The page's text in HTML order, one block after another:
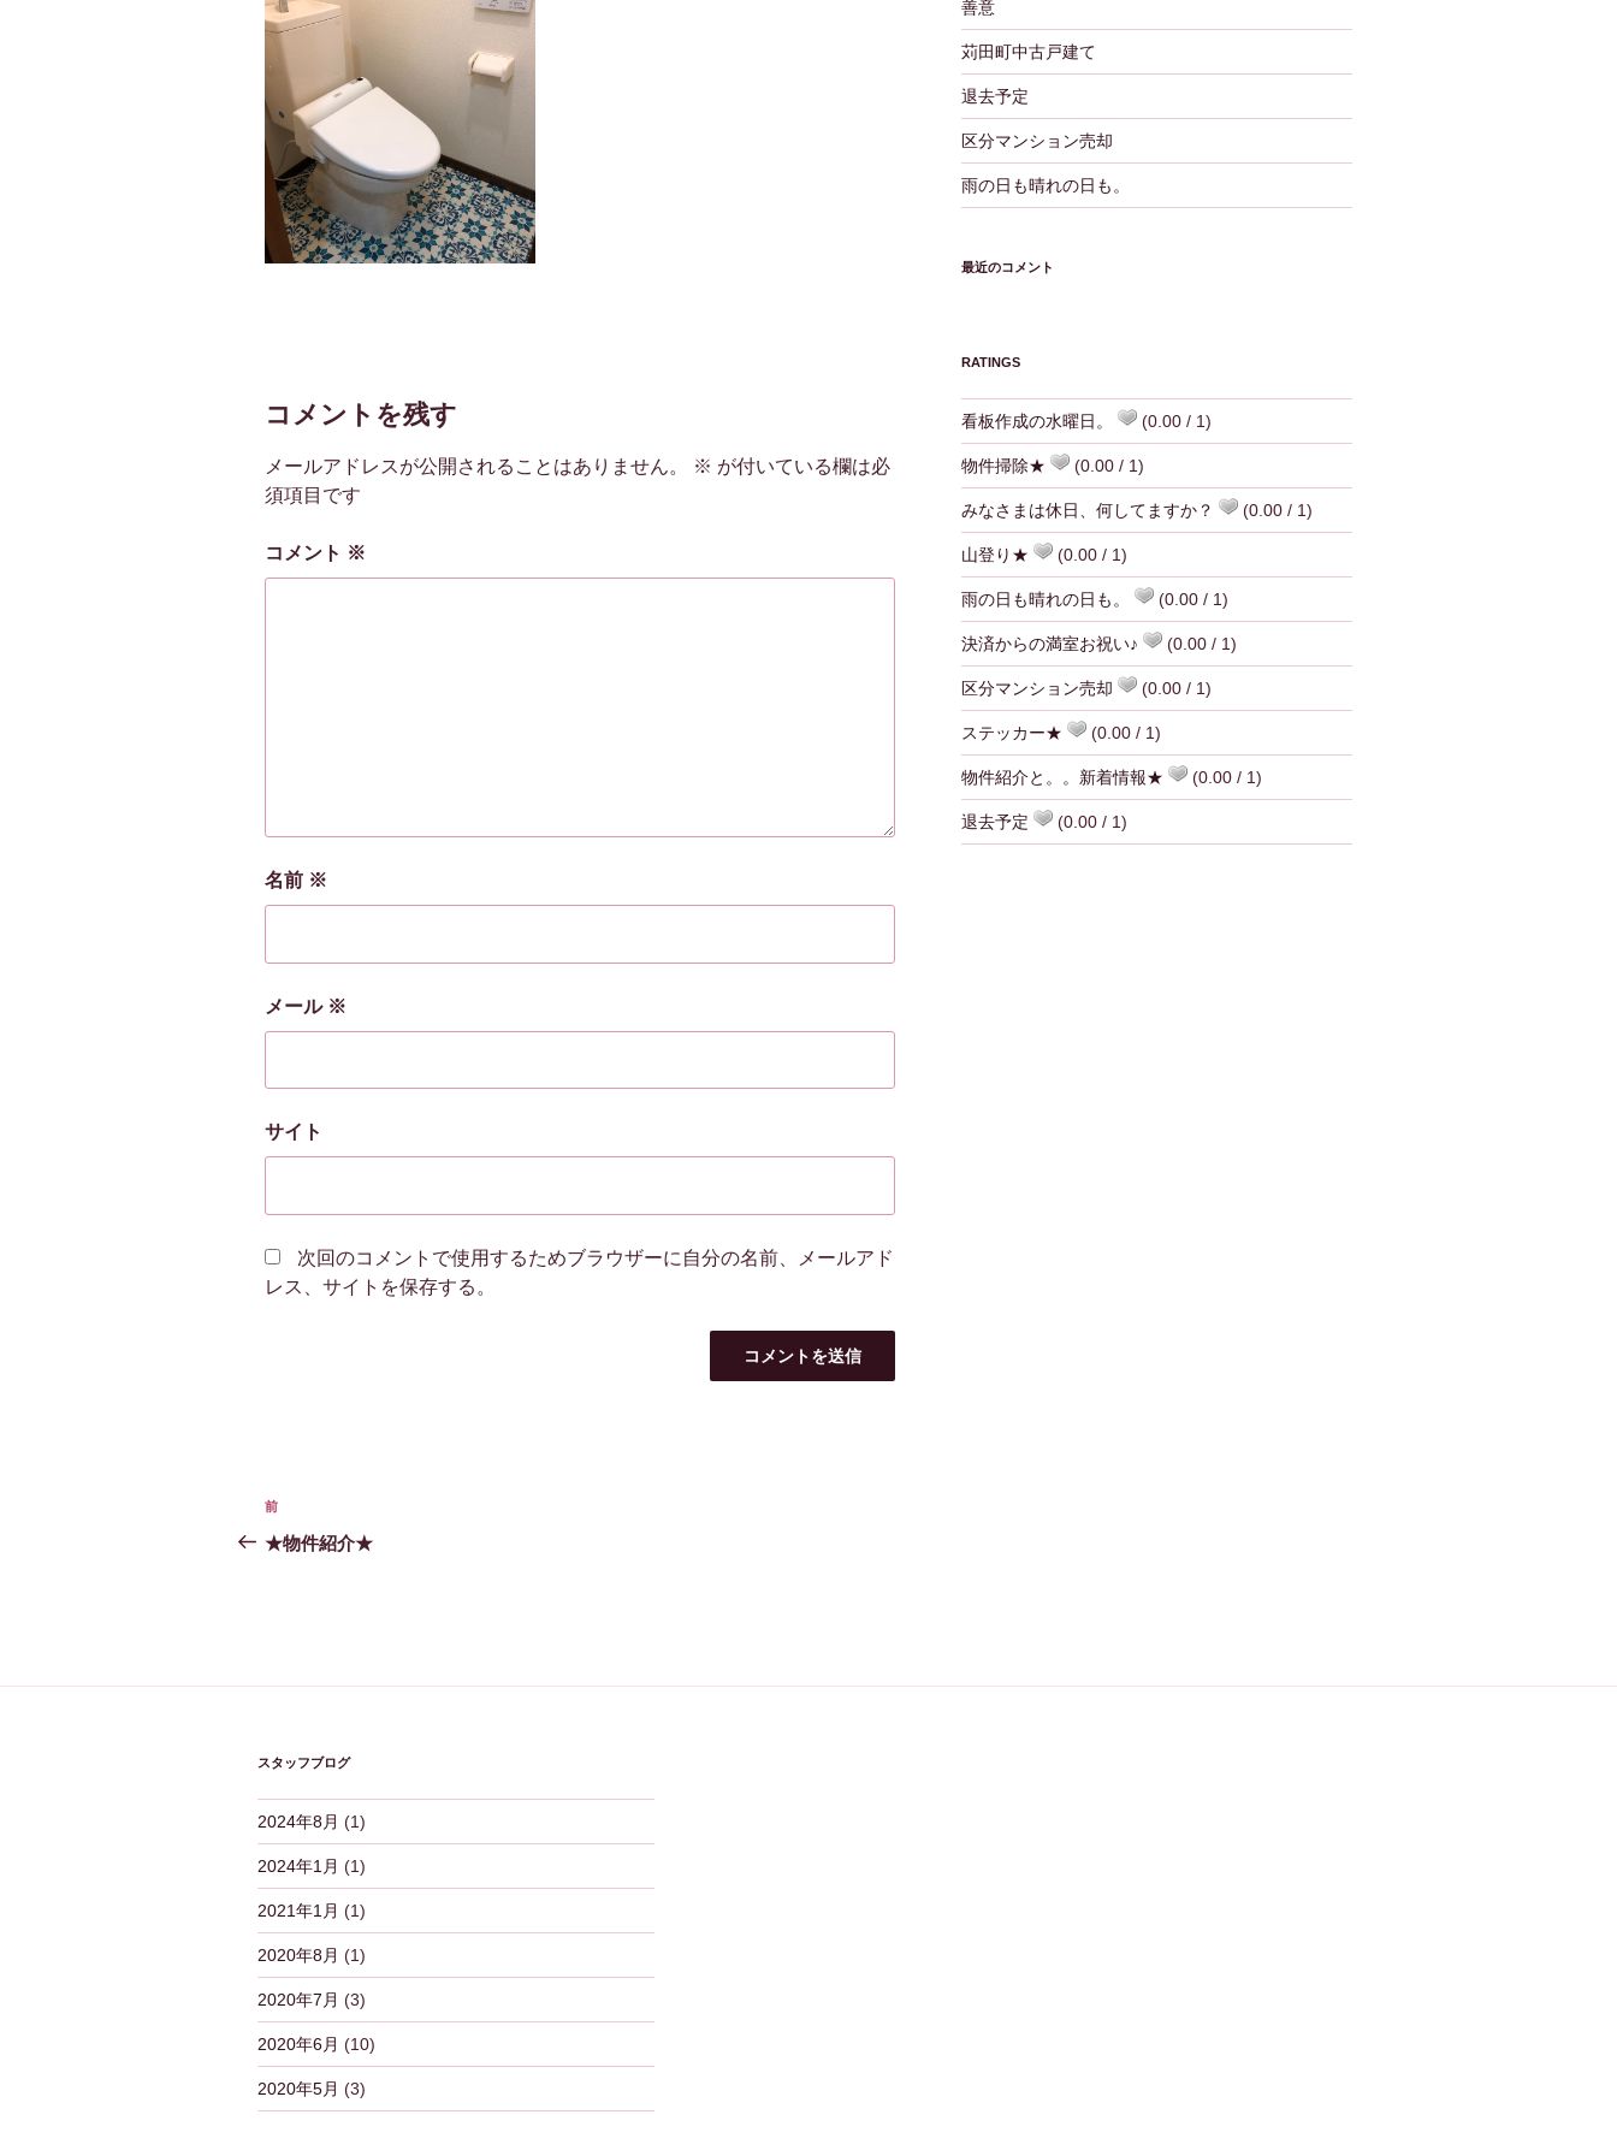
コメントを残す
メールアドレスが公開されることはありません。 ※ が付いている欄は必
須項目です
コメント ※
名前 ※
メール ※
サイト
次回のコメントで使用するためブラウザーに自分の名前、メールアド
レス、サイトを保存する。
投
稿
シ
ョ
ン
前
の
前
★物件紹介★
善意
苅田町中古戸建て
退去予定
区分マンション売却
雨の日も晴れの日も。
最近のコメント
RATINGS
看板作成の水曜日。 (0.00 / 1)
物件掃除★ (0.00 / 1)
みなさまは休日、何してますか？ (0.00 / 1)
山登り★ (0.00 / 1)
雨の日も晴れの日も。 (0.00 / 1)
決済からの満室お祝い♪ (0.00 / 1)
区分マンション売却 (0.00 / 1)
ステッカー★ (0.00 / 1)
物件紹介と。。新着情報★ (0.00 / 1)
退去予定 (0.00 / 1)
スタッフブログ
2024年8月 (1)
2024年1月 (1)
2021年1月 (1)
2020年8月 (1)
2020年7月 (3)
2020年6月 (10)
2020年5月 (3)